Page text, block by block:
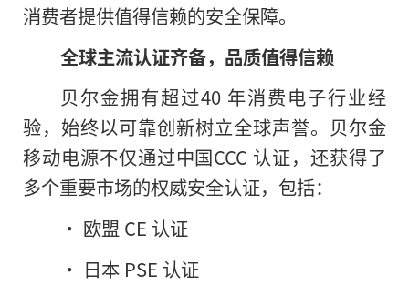
消费者提供值得信赖的安全保障。
全球主流认证齐备，品质值得信赖
贝尔金拥有超过40 年消费电子行业经
验，始终以可靠创新树立全球声誉。贝尔金
移动电源不仅通过中国CCC 认证，还获得了
多个重要市场的权威安全认证，包括：
• 欧盟 CE 认证
• 日本 PSE 认证